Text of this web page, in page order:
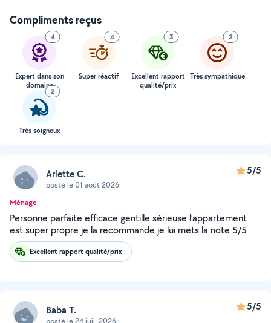
Compliments reçus
4
Expert dans son
domaine
4
Super réactif
3
Excellent rapport
qualité/prix
2
Très sympathique
2
Très soigneux
Arlette C.
posté le 01 août 2026
5/5
Ménage
Personne parfaite efficace gentille sérieuse l’appartement
est super propre je la recommande je lui mets la note 5/5
Excellent rapport qualité/prix
Baba T.
posté le 24 juil. 2026
5/5